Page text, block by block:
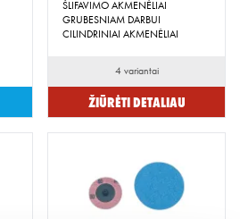
ŠLIFAVIMO AKMENĖLIAI
GRUBESNIAM DARBUI
CILINDRINIAI AKMENĖLIAI
4 variantai
Žiūrėti detaliau